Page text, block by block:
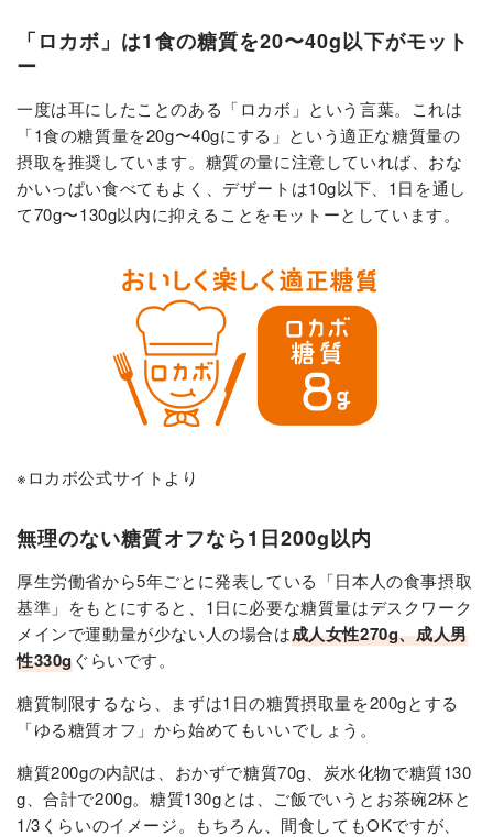
「ロカボ」は1食の糖質を20〜40g以下がモット
ー
一度は耳にしたことのある「ロカボ」という言葉。これは
「1食の糖質量を20g〜40gにする」という適正な糖質量の
摂取を推奨しています。糖質の量に注意していれば、おな
かいっぱい食べてもよく、デザートは10g以下、1日を通し
て70g〜130g以内に抑えることをモットーとしています。
※ロカボ公式サイトより
無理のない糖質オフなら1日200g以内
厚生労働省から5年ごとに発表している「日本人の食事摂取
基準」をもとにすると、1日に必要な糖質量はデスクワーク
メインで運動量が少ない人の場合は成人女性270g、成人男
性330gぐらいです。
糖質制限するなら、まずは1日の糖質摂取量を200gとする
「ゆる糖質オフ」から始めてもいいでしょう。
糖質200gの内訳は、おかずで糖質70g、炭水化物で糖質130
g、合計で200g。糖質130gとは、ご飯でいうとお茶碗2杯と
1/3くらいのイメージ。もちろん、間食してもOKですが、